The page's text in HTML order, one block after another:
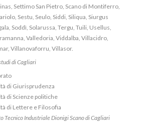
Settimo San Pietro, Scano di Montiferro,
Sestu, Seulo, Siddi, Siliqua, Siurgus
Soddì, Solarussa, Tergu, Tuili, Usellus,
Valledoria, Viddalba, Villacidro,
Villanovaforru, Villasor.
di Cagliari
di Giurisprudenza
di Scienze politiche
di Lettere e Filosofia
Tecnico Industriale Dionigi Scano di Cagliari